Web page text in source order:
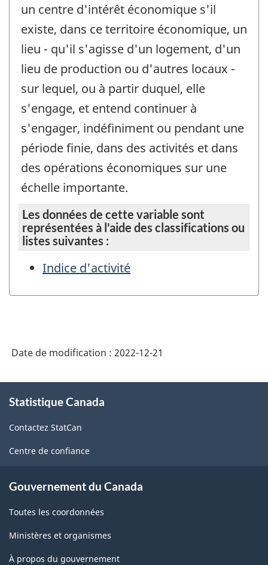
un centre d'intérêt économique s'il
existe, dans ce territoire économique, un
lieu - qu'il s'agisse d'un logement, d'un
lieu de production ou d'autres locaux -
sur lequel, ou à partir duquel, elle
s'engage, et entend continuer à
s'engager, indéfiniment ou pendant une
période finie, dans des activités et dans
des opérations économiques sur une
échelle importante.
Les données de cette variable sont
représentées à l'aide des classifications ou
listes suivantes :
Indice d'activité
Date de modification : 2022-12-21
propos
ce
site
Statistique Canada
Contactez StatCan
Centre de confiance
Gouvernement du Canada
Toutes les coordonnées
Ministères et organismes
À propos du gouvernement